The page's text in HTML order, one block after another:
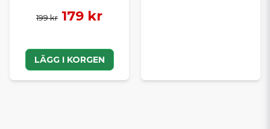
199 kr 179 kr
LÄGG I KORGEN